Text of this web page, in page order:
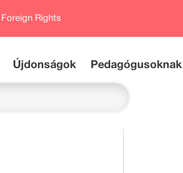
Foreign Rights
Újdonságok Pedagógusoknak